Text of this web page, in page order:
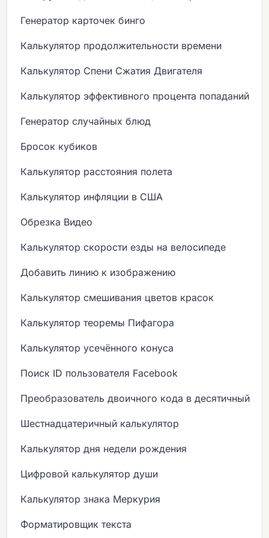
Генератор карточек бинго
Калькулятор продолжительности времени
Калькулятор Спени Сжатия Двигателя
Калькулятор эффективного процента попаданий
Генератор случайных блюд
Бросок кубиков
Калькулятор расстояния полета
Калькулятор инфляции в США
Обрезка Видео
Калькулятор скорости езды на велосипеде
Добавить линию к изображению
Калькулятор смешивания цветов красок
Калькулятор теоремы Пифагора
Калькулятор усечённого конуса
Поиск ID пользователя Facebook
Преобразователь двоичного кода в десятичный
Шестнадцатеричный калькулятор
Калькулятор дня недели рождения
Цифровой калькулятор души
Калькулятор знака Меркурия
Форматировщик текста